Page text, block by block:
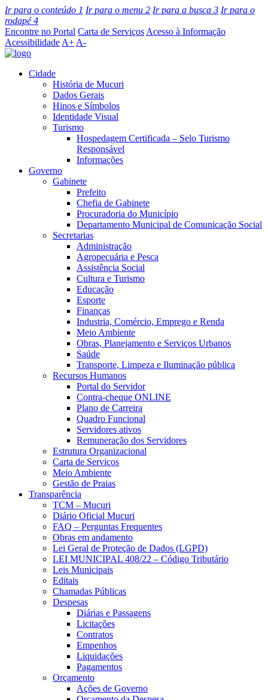
Ir para o conteúdo 1 Ir para o menu 2 Ir para a busca 3 Ir para o
rodapé4
Encontre no Portal Carta de Serviços Acesso à Informação
Acessibilidade A+ A-
Cidade
História de Mucuri
Dados Gerais
Hinos e Símbolos
Identidade Visual
Turismo
Hospedagem Certificada – Selo Turismo
Responsável
Informações
Governo
Gabinete
Prefeito
Chefia de Gabinete
Procuradoria do Município
Departamento Municipal de Comunicação Social
Secretarias
Administração
Agropecuária e Pesca
Assistência Social
Cultura e Turismo
Educação
Esporte
Finanças
Industria, Comércio, Emprego e Renda
Meio Ambiente
Obras, Planejamento e Serviços Urbanos
Saúde
Transporte, Limpeza e Iluminação pública
Recursos Humanos
Portal do Servidor
Contra-cheque ONLINE
Plano de Carreira
Quadro Funcional
Servidores ativos
Remuneração dos Servidores
Estrutura Organizacional
Carta de Serviços
Meio Ambiente
Gestão de Praias
Transparência
TCM – Mucuri
Diário Oficial Mucuri
FAQ – Perguntas Frequentes
Obras em andamento
Lei Geral de Proteção de Dados (LGPD)
LEI MUNICIPAL 408/22 – Código Tributário
Leis Municipais
Editais
Chamadas Públicas
Despesas
Diárias e Passagens
Licitações
Contratos
Empenhos
Liquidações
Pagamentos
Orçamento
Ações de Governo